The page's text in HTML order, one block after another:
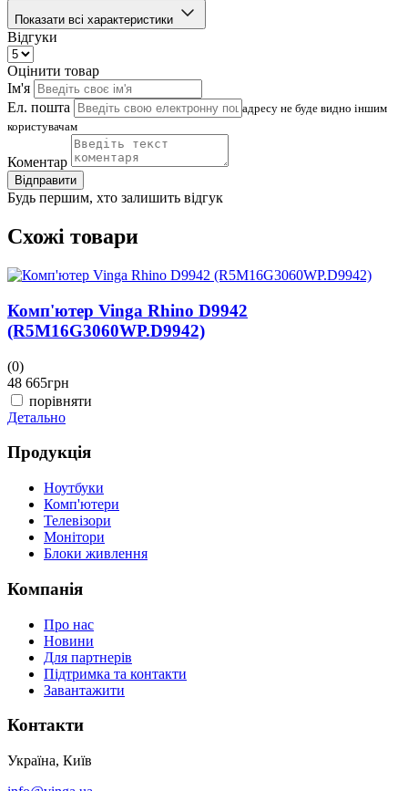
Показати всі характеристики
Відгуки
Оцінити товар
Ім'я
Ел. пошта
адресу не буде видно іншим
користувачам
Коментар
Відправити
Будь першим, хто залишить відгук
Схожі товари
Комп'ютер Vinga Rhino D9942
(R5M16G3060WP.D9942)
(0)
48 665грн
порівняти
Детально
Продукція
Ноутбуки
Комп'ютери
Телевізори
Монітори
Блоки живлення
Компанія
Про нас
Новини
Для партнерів
Підтримка та контакти
Завантажити
Контакти
Україна, Київ